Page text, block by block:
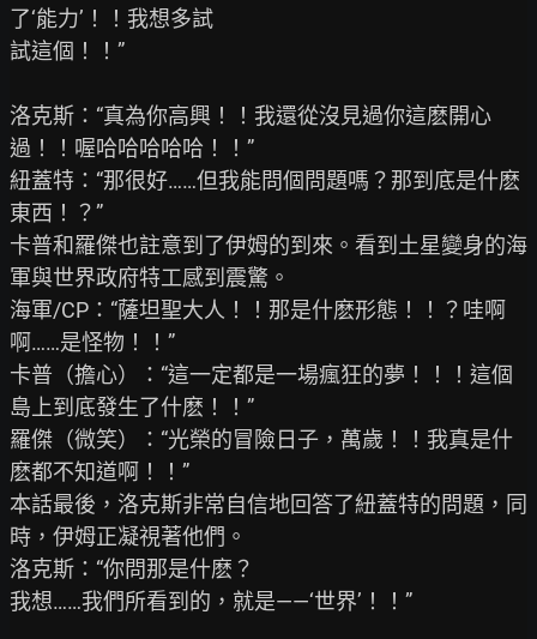
了‘能力’！！我想多試
試這個！！”
洛克斯：“真為你高興！！我還從沒見過你這麽開心
過！！喔哈哈哈哈哈！！”
紐蓋特：“那很好……但我能問個問題嗎？那到底是什麽
東西！？”
卡普和羅傑也註意到了伊姆的到來。看到土星變身的海
軍與世界政府特工感到震驚。
海軍/CP：“薩坦聖大人！！那是什麽形態！！？哇啊
啊……是怪物！！”
卡普（擔心）：“這一定都是一場瘋狂的夢！！！這個
島上到底發生了什麽！！”
羅傑（微笑）：“光榮的冒險日子，萬歲！！我真是什
麽都不知道啊！！”
本話最後，洛克斯非常自信地回答了紐蓋特的問題，同
時，伊姆正凝視著他們。
洛克斯：“你問那是什麽？
我想……我們所看到的，就是——‘世界’！！”